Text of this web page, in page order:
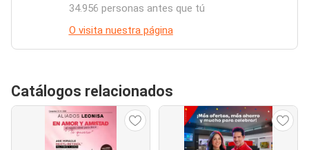
34.956 personas antes que tú
O visita nuestra página
Catálogos relacionados